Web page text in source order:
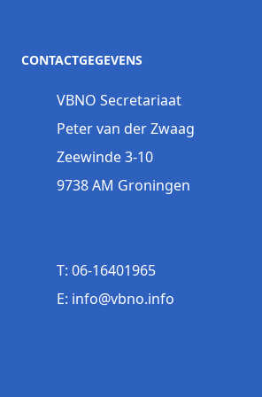
CONTACTGEGEVENS
VBNO Secretariaat
Peter van der Zwaag
Zeewinde 3-10
9738 AM Groningen
T: 06-16401965
E: info@vbno.info